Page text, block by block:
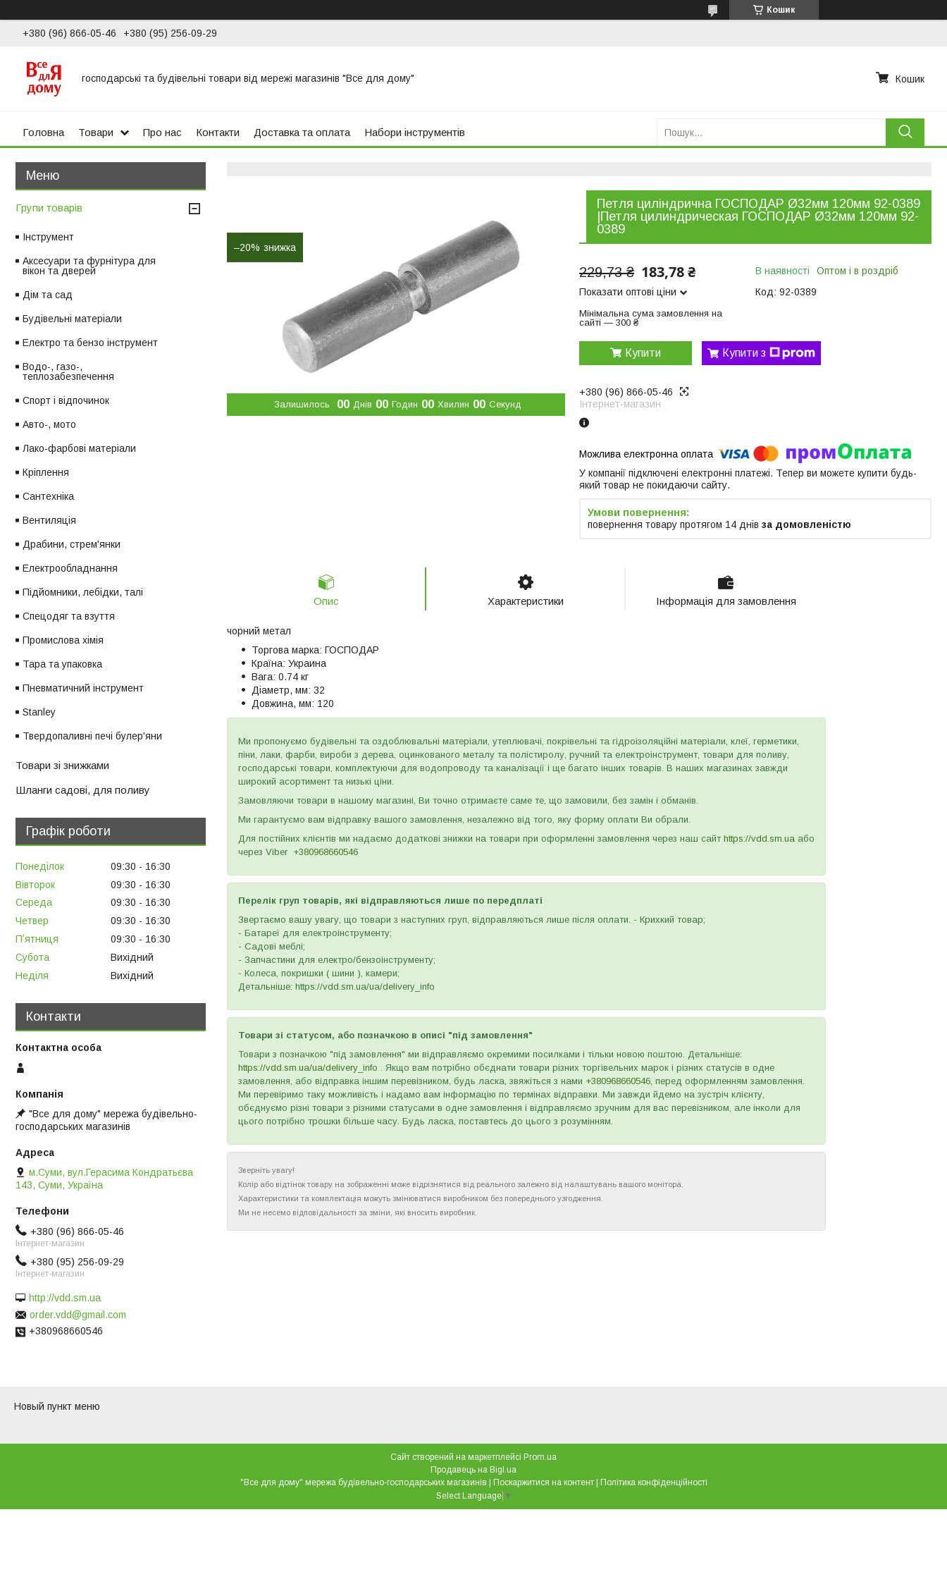
Кошик
+380 (96) 866-05-46 +380 (95) 256-09-29
господарські та будівельні товари від мережі магазинів "Все для дому" Кошик
Головна Товари Про нас Контакти Доставка та оплата Набори інструментів
–20%
Залишилось 00 Днів 00 Годин 00 Хвилин 00 Секунд
Петля циліндрична ГОСПОДАР Ø32мм 120мм 92-0389
|Петля цилиндрическая ГОСПОДАР Ø32мм 120мм 92-
0389
229,73 ₴ 183,78 ₴
Показати оптові ціни
Мінімальна сума замовлення на
сайті — 300 ₴
В наявності
Оптом і в роздріб
Код: 92-0389
Купити Купити з
+380 (96) 866-05-46
Інтернет-магазин
У компанії підключені електронні платежі. Тепер ви можете купити будь-
який товар не покидаючи сайту.
повернення товару протягом 14 днів за домовленістю
Опис Характеристики Інформація для замовлення
чорний метал
Торгова марка: ГОСПОДАР
Країна: Украина
Вага: 0.74 кг
Діаметр, мм: 32
Довжина, мм: 120
Ми пропонуємо будівельні та оздоблювальні матеріали, утеплювачі, покрівельні та гідроізоляційні матеріали, клеї, герметики,
піни, лаки, фарби, вироби з дерева, оцинкованого металу та полістиролу, ручний та електроінструмент, товари для поливу,
господарські товари, комплектуючи для водопроводу та каналізації і ще багато інших товарів. В наших магазинах завжди
широкий асортимент та низькі ціни.
Замовляючи товари в нашому магазині, Ви точно отримаєте саме те, що замовили, без замін і обманів.
Ми гарантуємо вам відправку вашого замовлення, незалежно від того, яку форму оплати Ви обрали.
Для постійних клієнтів ми надаємо додаткові знижки на товари при оформленні замовлення через наш сайт https://vdd.sm.ua або
через Viber +380968660546
Перелік груп товарів, які відправляються лише по передплаті
Звертаємо вашу увагу, що товари з наступних груп, відправляються лише після оплати. - Крихкий товар;
- Батареї для електроінструменту;
- Садові меблі;
- Запчастини для електро/бензоінструменту;
- Колеса, покришки ( шини ), камери;
Детальніше: https://vdd.sm.ua/ua/delivery_info
Товари зі статусом, або позначкою в описі "під замовлення"
Товари з позначкою "під замовлення" ми відправляємо окремими посилками і тільки новою поштою. Детальніше:
https://vdd.sm.ua/ua/delivery_info . Якщо вам потрібно обєднати товари різних торгівельних марок і різних статусів в одне
замовлення, або відправка іншим перевізником, будь ласка, звяжіться з нами +380968660546, перед оформленням замовлення.
Ми перевіримо таку можливість і надамо вам інформацію по термінах відправки. Ми завжди йдемо на зустріч клієнту,
обєднуємо різні товари з різними статусами в одне замовлення і відправляємо зручним для вас перевізником, але інколи для
цього потрібно трошки більше часу. Будь ласка, поставтесь до цього з розумінням.
Зверніть увагу!
Колір або відтінок товару на зображенні може відрізнятися від реального залежно від налаштувань вашого монітора.
Характеристики та комплектація можуть змінюватися виробником без попереднього узгодження.
Ми не несемо відповідальності за зміни, які вносить виробник.
Групи товарів
Інструмент
Аксесуари та фурнітура для
вікон та дверей
Дім та сад
Будівельні матеріали
Електро та бензо інструмент
Водо-, газо-,
теплозабезпечення
Спорт і відпочинок
Авто-, мото
Лако-фарбові матеріали
Кріплення
Сантехніка
Вентиляція
Драбини, стрем'янки
Електрообладнання
Підйомники, лебідки, талі
Спецодяг та взуття
Промислова хімія
Тара та упаковка
Пневматичний інструмент
Stanley
Твердопаливні печі булер'яни
Товари зі знижками
Шланги садові, для поливу
Графік роботи
Понеділок 09:30
16:30
Вівторок
09:30
16:30
Середа
09:30
16:30
Четвер
09:30
16:30
Пʼятниця
09:30
16:30
Субота
Вихідний
Неділя
Вихідний
Контакти
"Все для дому" мережа будівельно-
господарських магазинів
м.Суми, вул.Герасима Кондратьєва
143, Суми, Україна
+380 (96) 866-05-46
Інтернет-магазин
+380 (95) 256-09-29
Інтернет-магазин
http://vdd.sm.ua
order.vdd@gmail.com
+380968660546
Новый пункт меню
Сайт створений на маркетплейсі Prom.ua
Продавець на Bigl.ua
Поскаржитися на контент
Політика конфіденційності
Select Language ▼